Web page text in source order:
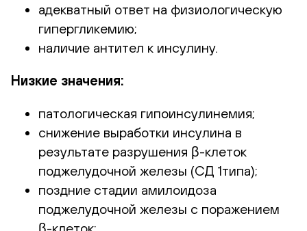
адекватный ответ на физиологическую
гипергликемию;
наличие антител к инсулину.
Низкие значения:
патологическая гипоинсулинемия;
снижение выработки инсулина в
результате разрушения β-клеток
поджелудочной железы (СД 1типа);
поздние стадии амилоидоза
поджелудочной железы с поражением
β-клеток;